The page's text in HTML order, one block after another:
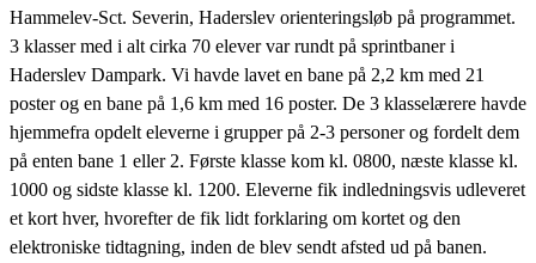
Hammelev-Sct. Severin, Haderslev orienteringsløb på programmet.
3 klasser med i alt cirka 70 elever var rundt på sprintbaner i
Haderslev Dampark. Vi havde lavet en bane på 2,2 km med 21
poster og en bane på 1,6 km med 16 poster. De 3 klasselærere havde
hjemmefra opdelt eleverne i grupper på 2-3 personer og fordelt dem
på enten bane 1 eller 2. Første klasse kom kl. 0800, næste klasse kl.
1000 og sidste klasse kl. 1200. Eleverne fik indledningsvis udleveret
et kort hver, hvorefter de fik lidt forklaring om kortet og den
elektroniske tidtagning, inden de blev sendt afsted ud på banen.